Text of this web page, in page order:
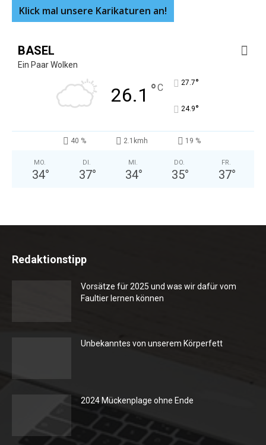
Klick mal unsere Karikaturen an!
BASEL
Ein Paar Wolken
26.1 °C 27.7°
24.9°
40 % 2.1kmh 19 %
MO.
34°
DI.
37°
MI.
34°
DO.
35°
FR.
37°
Redaktionstipp
Vorsätze für 2025 und was wir dafür vom
Faultier lernen können
Unbekanntes von unserem Körperfett
2024 Mückenplage ohne Ende